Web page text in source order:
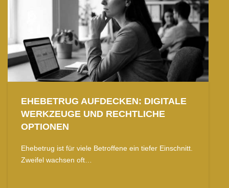
EHEBETRUG AUFDECKEN: DIGITALE
WERKZEUGE UND RECHTLICHE
OPTIONEN
Ehebetrug ist für viele Betroffene ein tiefer Einschnitt.
Zweifel wachsen oft…